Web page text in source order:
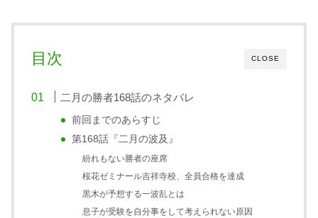
CLOSE
目次
二月の勝者168話のネタバレ
前回までのあらすじ
第168話『二月の波及』
紛れもない勝者の座席
桜花ゼミナール吉祥寺校、全員合格を達成
黒木が予想する一波乱とは
息子が受験を自分事をして考えられない原因